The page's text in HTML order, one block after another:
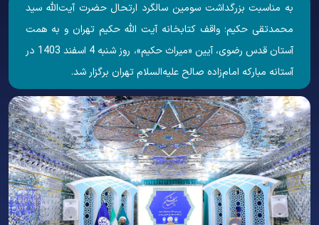
به مناسبت بزرگداشت سومین سالگرد ارتحال حضرت آیت‌الله سید
محمدتقی حکیم؛ واقف کتابخانه آیت الله حکیم تهران و به همت
آستان قدس رضوی، آیین «میراث حکیم»، روز شنبه 4 اسفند 1403 در
آستانه مباركه امام‌زاده صالح علیه‌السلام تهران برگزار شد.